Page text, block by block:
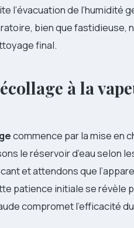
l’évacuation de l’humidité
bien que fastidieuse,
final.
à la
commence par la mise en
le réservoir d’eau selon
et attendons que
patience initiale se révèle
compromet l’efficacité